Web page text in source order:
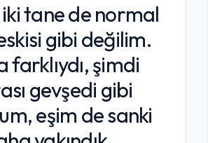
iki tane de normal
gibi değilim.
farklıydı, şimdi
gevşedi gibi
eşim de sanki